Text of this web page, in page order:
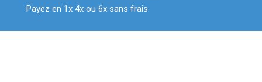
Payez en 1x 4x ou 6x sans frais.